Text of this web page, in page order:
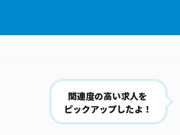
関連度の高い求人を
ピックアップしたよ！